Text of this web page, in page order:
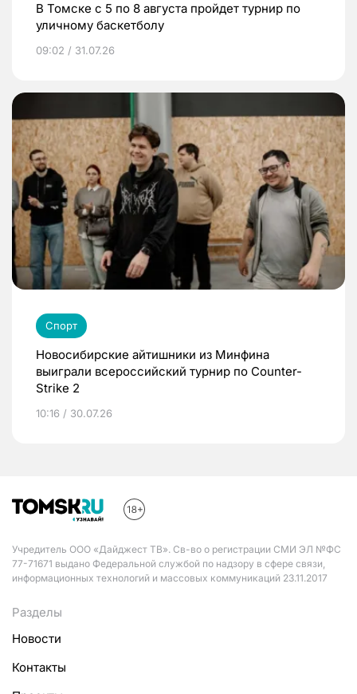
В Томске с 5 по 8 августа пройдет турнир по
уличному баскетболу
09:02 / 31.07.26
Спорт
Новосибирские айтишники из Минфина
выиграли всероссийский турнир по Counter-
Strike 2
10:16 / 30.07.26
Учредитель ООО «Дайджест ТВ». Св-во о регистрации СМИ ЭЛ №ФС
77-71671 выдано Федеральной службой по надзору в сфере связи,
информационных технологий и массовых коммуникаций 23.11.2017
Разделы
Новости
Контакты